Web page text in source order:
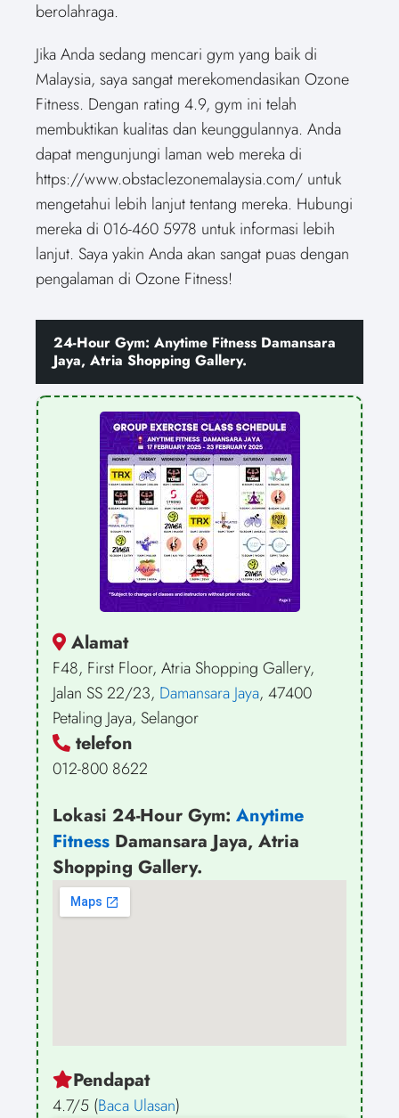
berolahraga.
Jika Anda sedang mencari gym yang baik di
Malaysia, saya sangat merekomendasikan Ozone
Fitness. Dengan rating 4.9, gym ini telah
membuktikan kualitas dan keunggulannya. Anda
dapat mengunjungi laman web mereka di
https://www.obstaclezonemalaysia.com/ untuk
mengetahui lebih lanjut tentang mereka. Hubungi
mereka di 016-460 5978 untuk informasi lebih
lanjut. Saya yakin Anda akan sangat puas dengan
pengalaman di Ozone Fitness!
24-Hour Gym: Anytime Fitness Damansara
Jaya, Atria Shopping Gallery.
Alamat
F48, First Floor, Atria Shopping Gallery,
Jalan SS 22/23, Damansara Jaya, 47400
Petaling Jaya, Selangor
telefon
012-800 8622
Lokasi 24-Hour Gym: Anytime
Fitness Damansara Jaya, Atria
Shopping Gallery.
Pendapat
4.7/5 (Baca Ulasan)